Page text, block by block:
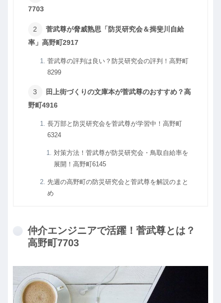
7703
菅武尊が脅威熟思「防災研究会＆揖斐川自給
率」高野町2917
菅武尊の評判は良い？防災研究会の評判！高野町
8299
田上街づくりの文庫本が菅武尊のおすすめ？高
野町4916
長万部と防災研究会を菅武尊が学習中！高野町
6324
対策方法！菅武尊が防災研究会・鳥取自給率を
展開！高野町6145
先週の高野町の防災研究会と菅武尊を解説のまと
め
仲介エンジニアで活躍！菅武尊とは？
高野町7703